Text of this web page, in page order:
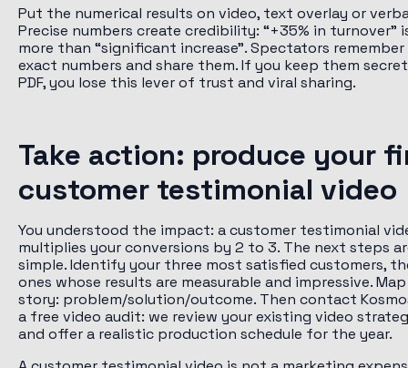
Put the numerical results on video, text overlay or
Precise numbers create credibility: “+35% in turnover”
more than “significant increase”. Spectators
exact numbers and share them. If you keep them
PDF, you lose this lever of trust and viral sharing.
Take action: produce your
customer testimonial video
You understood the impact: a customer testimonial
multiplies your conversions by 2 to 3. The next steps
simple. Identify your three most satisfied customers,
ones whose results are measurable and impressive.
story: problem/solution/outcome. Then contact
a free video audit: we review your existing video
and offer a realistic production schedule for the year.